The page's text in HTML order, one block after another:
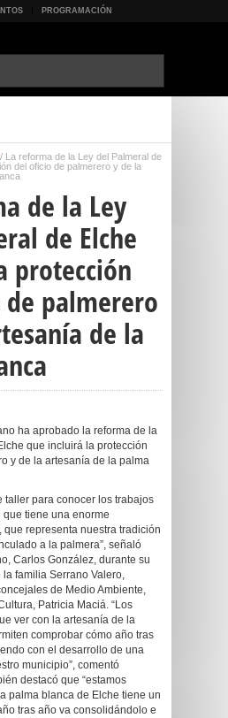
PROGRAMACIÓN
/ La reforma de la Ley del Palmeral de
del oficio de palmerero y de la
de la Ley
de Elche
protección
palmerero
de la
ha aprobado la reforma de la
que incluirá la protección
y de la artesanía de la palma
taller para conocer los trabajos
tiene una enorme
que representa nuestra tradición
a la palmera”, señaló
Carlos González, durante su
familia Serrano Valero,
de Medio Ambiente,
Patricia Maciá. “Los
ver con la artesanía de la
comprobar cómo año tras
con el desarrollo de una
municipio”, comentó
destacó que “estamos
palma blanca de Elche tiene un
tras año va consolidándolo e